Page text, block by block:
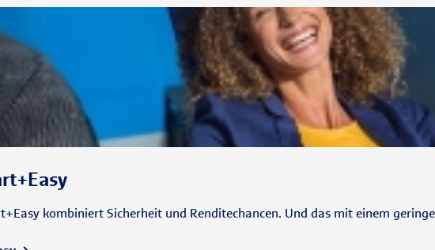
kombiniert Sicherheit und Renditechancen. Und das mit einem